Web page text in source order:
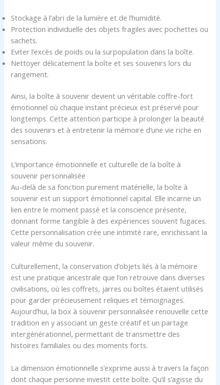
Stockage à l’abri de la lumière et de l’humidité.
Protection individuelle des objets fragiles avec pochettes ou
sachets.
Eviter l’excès de poids ou la surpopulation dans la boîte.
Nettoyer délicatement la boîte et ses souvenirs lors du
rangement.
Ainsi, la boîte à souvenir devient un véritable coffre-fort
émotionnel où chaque instant précieux est préservé pour
longtemps. Cette attention participe à prolonger la beauté
des souvenirs et à entretenir la mémoire d’une vie riche en
sensations.
L’importance émotionnelle et culturelle de la boîte à
souvenir personnalisée
Au-delà de sa fonction purement matérielle, la boîte à
souvenir est un support émotionnel capital. Elle incarne un
lien entre le moment passé et la conscience présente,
donnant forme tangible à des expériences souvent fugaces.
Cette personnalisation crée une intimité rare, enrichissant la
valeur même du souvenir.
Culturellement, la conservation d’objets liés à la mémoire
est une pratique ancestrale que l’on retrouve dans diverses
civilisations, où les coffrets, jarres ou boîtes étaient utilisés
pour garder précieusement reliques et témoignages.
Aujourd’hui, la box à souvenir personnalisée renouvelle cette
tradition en y associant un geste créatif et un partage
intergénérationnel, permettant de transmettre des
histoires familiales ou des moments forts.
La dimension émotionnelle s’exprime aussi à travers la façon
dont chaque personne investit cette boîte. Qu’il s’agisse du